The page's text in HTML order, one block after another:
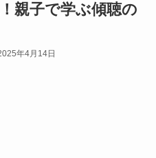
親子で学ぶ傾聴の
年4月14日